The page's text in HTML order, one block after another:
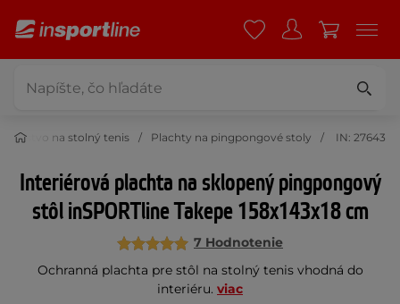
na stolný tenis Plachty na pingpongové stoly IN: 27643
Interiérová plachta na sklopený pingpongový
stôl inSPORTline Takepe 158x143x18 cm
7 Hodnotenie
Ochranná plachta pre stôl na stolný tenis vhodná do
interiéru. viac